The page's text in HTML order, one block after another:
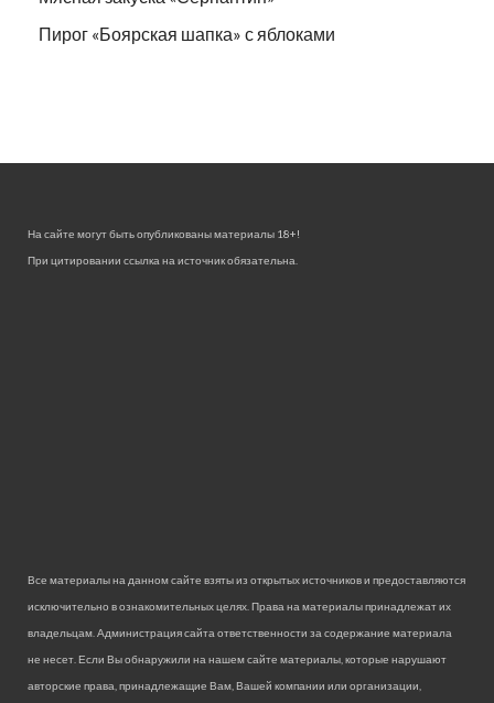
Пирог «Боярская шапка» с яблоками
На сайте могут быть опубликованы материалы 18+!
При цитировании ссылка на источник обязательна.
Все материалы на данном сайте взяты из открытых источников и предоставляются
исключительно в ознакомительных целях. Права на материалы принадлежат их
владельцам. Администрация сайта ответственности за содержание материала
не несет. Если Вы обнаружили на нашем сайте материалы, которые нарушают
авторские права, принадлежащие Вам, Вашей компании или организации,